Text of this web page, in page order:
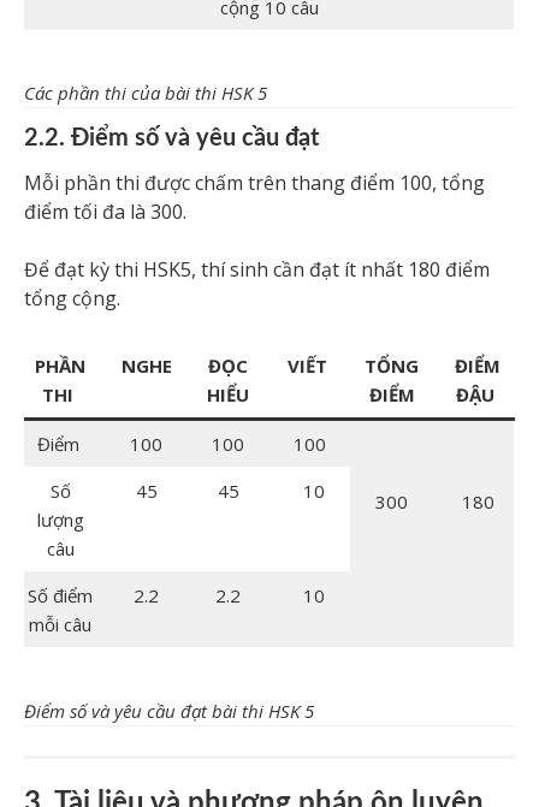
cộng 10 câu
Các phần thi của bài thi HSK 5
2.2. Điểm số và yêu cầu đạt
Mỗi phần thi được chấm trên thang điểm 100, tổng
điểm tối đa là 300.
Để đạt kỳ thi HSK5, thí sinh cần đạt ít nhất 180 điểm
tổng cộng.
PHẦN
THI
NGHE
ĐỌC
HIỂU
VIẾT
TỔNG
ĐIỂM
ĐIỂM
ĐẬU
Điểm 100 100 100
300 180
Số
lượng
câu
45 45 10
Số điểm
mỗi câu
2.2 2.2 10
Điểm số và yêu cầu đạt bài thi HSK 5